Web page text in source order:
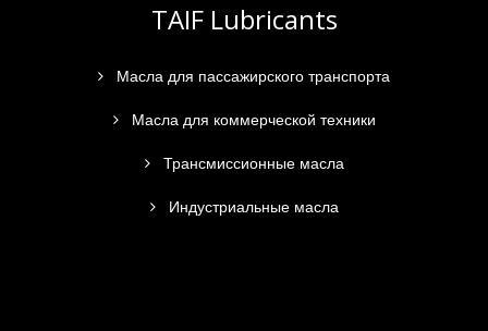
TAIF Lubricants
Масла для пассажирского транспорта
Масла для коммерческой техники
Трансмиссионные масла
Индустриальные масла